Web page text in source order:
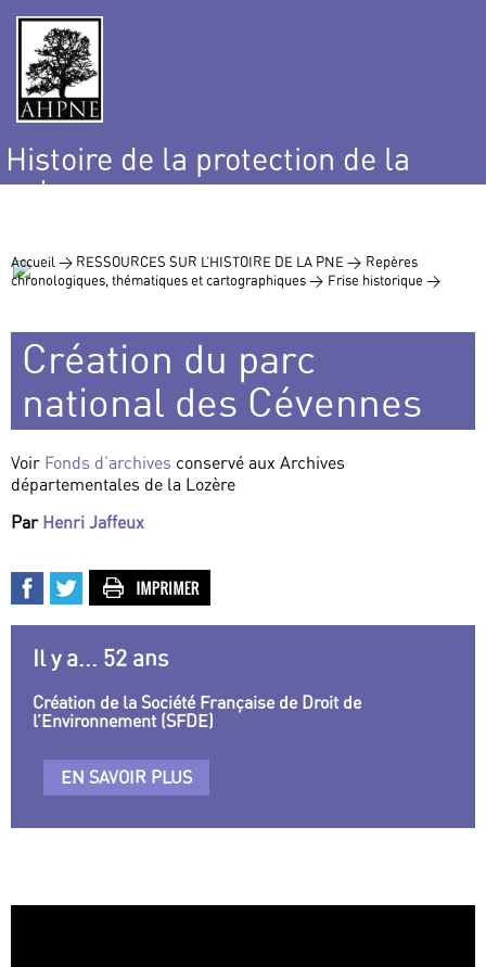
Histoire de la protection de la
nature
Accueil > RESSOURCES SUR L’HISTOIRE DE LA PNE > Repères
chronologiques, thématiques et cartographiques > Frise historique >
Création du parc
national des Cévennes
Voir Fonds d’archives conservé aux Archives
départementales de la Lozère
Par Henri Jaffeux
Il y a... 52 ans
Création de la Société Française de Droit de
l’Environnement (SFDE)
EN SAVOIR PLUS